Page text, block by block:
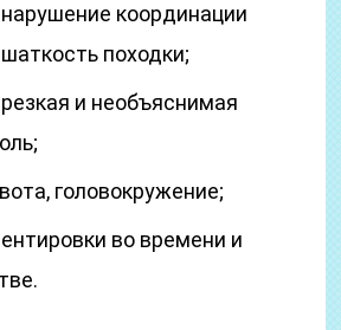
координации
походки;
и необъяснимая
головокружение;
во времени и